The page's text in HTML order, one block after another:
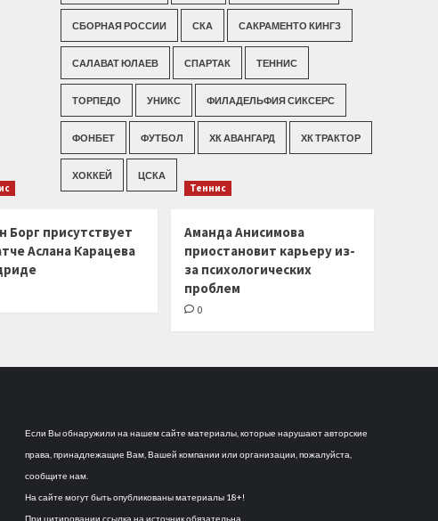
СБОРНАЯ РОССИИ СКА САКРАМЕНТО КИНГЗ
САЛАВАТ ЮЛАЕВ СПАРТАК ТЕННИС
ТОРПЕДО УНИКС ФИЛАДЕЛЬФИЯ СИКСЕРС
ФОНБЕТ ФУТБОЛ ХК АВАНГАРД ХК ТРАКТОР
ХОККЕЙ ЦСКА
Борг присутствует
Аслана Карацева
Теннис
Аманда Анисимова
приостановит карьеру из-
за психологических
проблем
0
Если Вы обнаружили на нашем сайте материалы, которые нарушают авторские
права, принадлежащие Вам, Вашей компании или организации, пожалуйста,
сообщите нам.
На сайте могут быть опубликованы материалы 18+!
При цитировании ссылка на источник обязательна.